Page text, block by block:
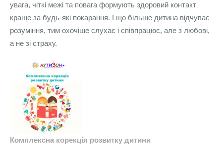
увага, чіткі межі та повага формують здоровий контакт
краще за будь-які покарання. І що більше дитина відчуває
розуміння, тим охочіше слухає і співпрацює, але з любові,
а не зі страху.
Комплексна корекція розвитку дитини